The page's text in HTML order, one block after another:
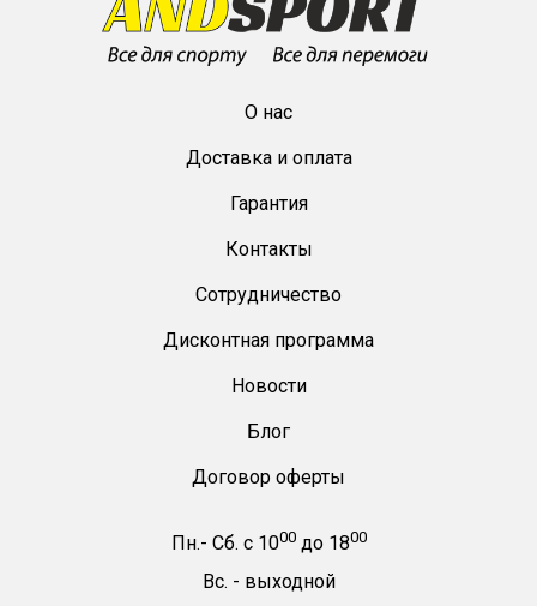
О нас
Доставка и оплата
Гарантия
Контакты
Сотрудничество
Дисконтная программа
Новости
Блог
Договор оферты
Пн.- Сб. с1000 до1800
Вс. - выходной